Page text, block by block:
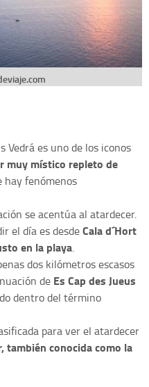
Vedrá es uno de los iconos
muy místico repleto de
hay fenómenos
se acentúa al atardecer.
el día es desdeCala d´Hort
en la playa.
dos kilómetros escasos
de Es Cap des Jueus
dentro del término
para ver el atardecer
también conocida como la